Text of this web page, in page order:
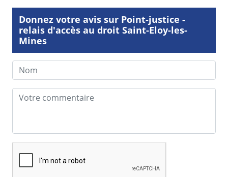
Donnez votre avis sur Point-justice -
relais d'accès au droit Saint-Eloy-les-
Mines